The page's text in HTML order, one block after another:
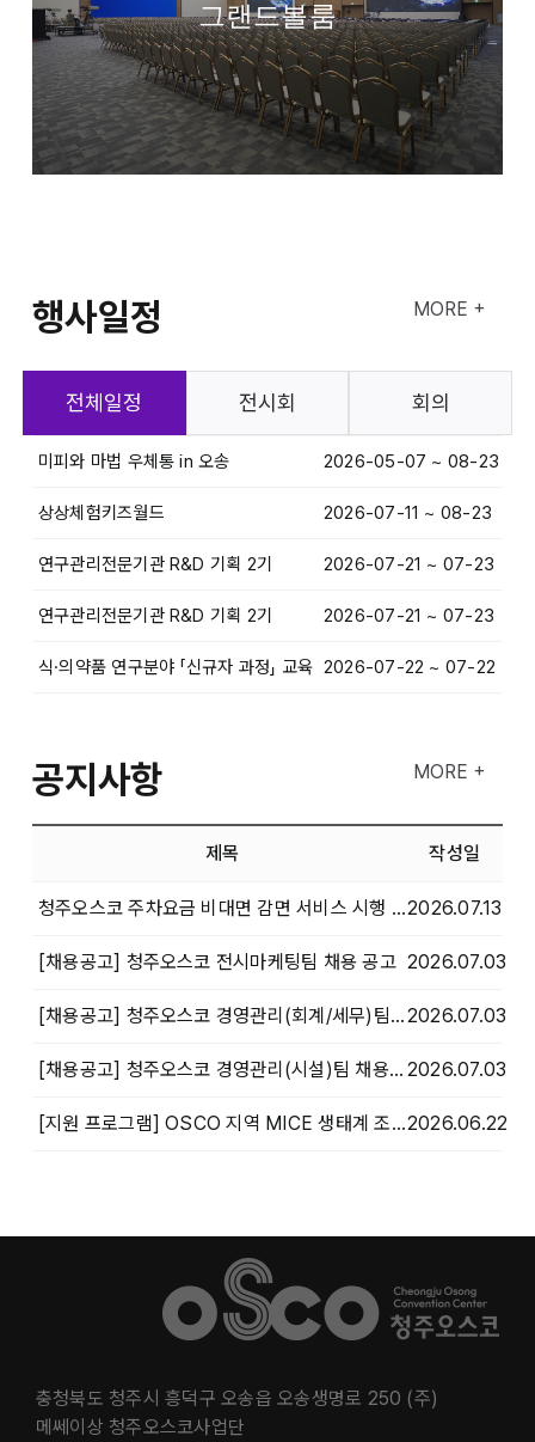
그랜드볼룸
행사일정 MORE +
전체일정 전시회 회의
미피와 마법 우체통 in 오송 2026-05-07 ~ 08-23
상상체험키즈월드 2026-07-11 ~ 08-23
연구관리전문기관 R&D 기획 2기 2026-07-21 ~ 07-23
연구관리전문기관 R&D 기획 2기 2026-07-21 ~ 07-23
식·의약품 연구분야 「신규자 과정」 교육 2026-07-22 ~ 07-22
공지사항 MORE +
제목 작성일
청주오스코 주차요금 비대면 감면 서비스 시행 안내2026.07.13
[채용공고] 청주오스코 전시마케팅팀 채용 공고 2026.07.03
[채용공고] 청주오스코 경영관리(회계/세무)팀 채용 공고2026.07.03
[채용공고] 청주오스코 경영관리(시설)팀 채용 공고 2026.07.03
[지원 프로그램] OSCO 지역 MICE 생태계 조성을 위한 상생협력 프로그램 안내2026.06.22
충청북도 청주시 흥덕구 오송읍 오송생명로 250 (주)
메쎄이상 청주오스코사업단